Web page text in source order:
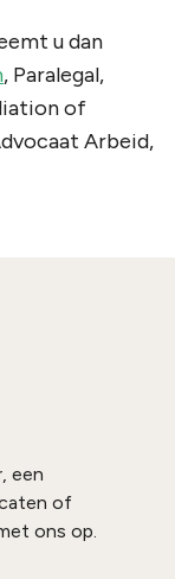
u dan
, Paralegal,
of
Arbeid,
een
of
ons op.